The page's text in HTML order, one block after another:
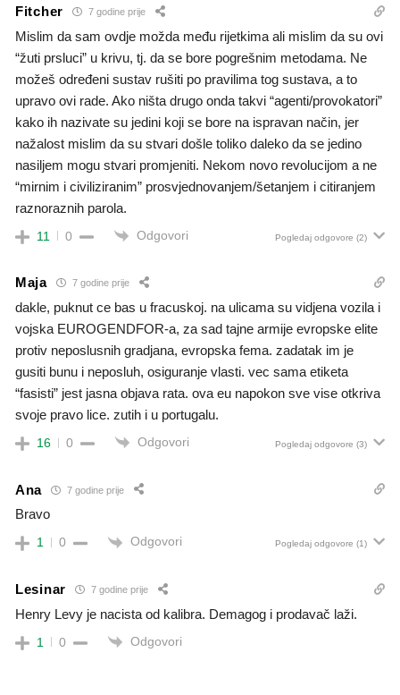
Fitcher 7 godine prije
Mislim da sam ovdje možda među rijetkima ali mislim da su ovi
“žuti prsluci” u krivu, tj. da se bore pogrešnim metodama. Ne
možeš određeni sustav rušiti po pravilima tog sustava, a to
upravo ovi rade. Ako ništa drugo onda takvi “agenti/provokatori”
kako ih nazivate su jedini koji se bore na ispravan način, jer
nažalost mislim da su stvari došle toliko daleko da se jedino
nasiljem mogu stvari promjeniti. Nekom novo revolucijom a ne
“mirnim i civiliziranim” prosvjednovanjem/šetanjem i citiranjem
raznoraznih parola.
11 0 Odgovori Pogledaj odgovore (2)
Maja 7 godine prije
dakle, puknut ce bas u fracuskoj. na ulicama su vidjena vozila i
vojska EUROGENDFOR-a, za sad tajne armije evropske elite
protiv neposlusnih gradjana, evropska fema. zadatak im je
gusiti bunu i neposluh, osiguranje vlasti. vec sama etiketa
“fasisti” jest jasna objava rata. ova eu napokon sve vise otkriva
svoje pravo lice. zutih i u portugalu.
16 0 Odgovori Pogledaj odgovore (3)
Ana 7 godine prije
Bravo
1 0 Odgovori Pogledaj odgovore (1)
Lesinar 7 godine prije
Henry Levy je nacista od kalibra. Demagog i prodavač laži.
1 0 Odgovori